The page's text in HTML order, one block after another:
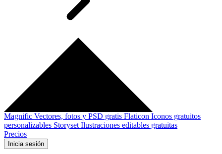
Magnific Vectores, fotos y PSD gratis Flaticon Iconos gratuitos
personalizables Storyset Ilustraciones editables gratuitas
Precios
Inicia sesión